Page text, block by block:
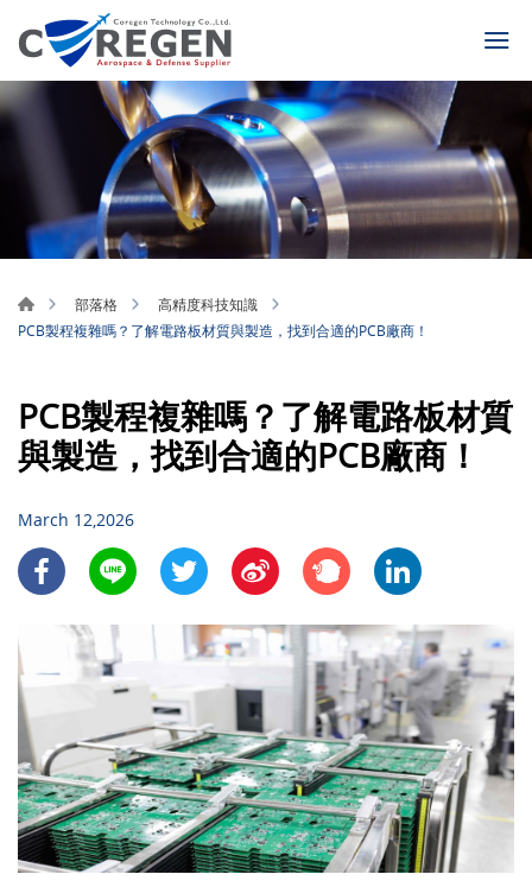
部落格
高精度科技知識
PCB製程複雜嗎？了解電路板材質與製造，找到合適的PCB廠商！
PCB製程複雜嗎？了解電路板材質
與製造，找到合適的PCB廠商！
March 12,2026